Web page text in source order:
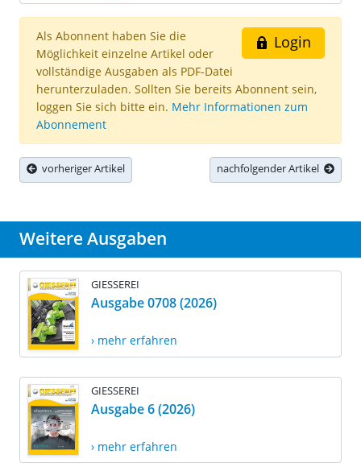
Login
Als Abonnent haben Sie die
Möglichkeit einzelne Artikel oder
vollständige Ausgaben als PDF-Datei
herunterzuladen. Sollten Sie bereits Abonnent sein,
loggen Sie sich bitte ein. Mehr Informationen zum
Abonnement
vorheriger Artikel nachfolgender Artikel
Weitere Ausgaben
GIESSEREI
Ausgabe 0708 (2026)
› mehr erfahren
GIESSEREI
Ausgabe 6 (2026)
› mehr erfahren